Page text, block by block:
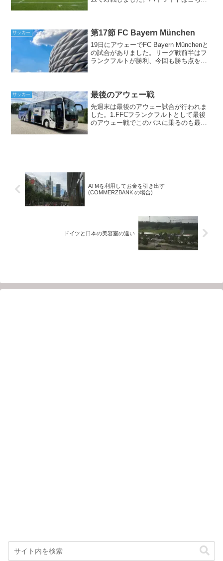
サッカー 第17節 FC Bayern München
19日にアウェーでFC Bayern Münchenと
の試合がありました。リーグ戦前半はフ
ランクフルトが勝利、今回も勝ち点を取
サッカー 最後のアウェー戦
先週末は最後のアウェー試合が行われま
した。1.FFCフランクフルトとして最後
のアウェー戦でこのバスに乗るのも最後
ATMを利用してお金を引き出す
(COMMERZBANK の場合)
ドイツと日本の美容室の違い